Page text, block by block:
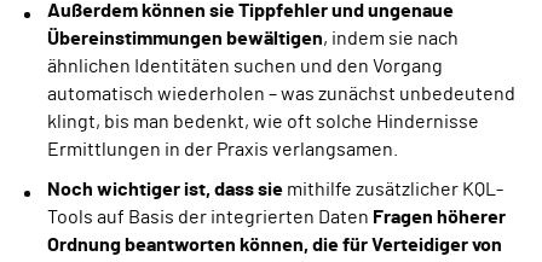
Außerdem können sie Tippfehler und ungenaue
Übereinstimmungen bewältigen, indem sie nach
ähnlichen Identitäten suchen und den Vorgang
automatisch wiederholen – was zunächst unbedeutend
klingt, bis man bedenkt, wie oft solche Hindernisse
Ermittlungen in der Praxis verlangsamen.
Noch wichtiger ist, dass sie mithilfe zusätzlicher KQL-
Tools auf Basis der integrierten Daten Fragen höherer
Ordnung beantworten können, die für Verteidiger von